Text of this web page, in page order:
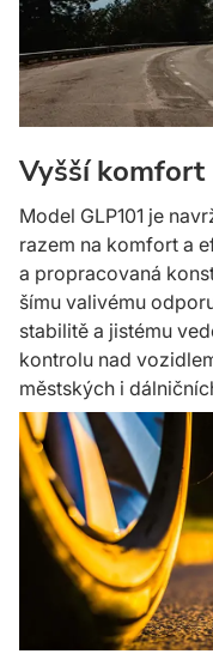
Vyšší komfort
Model GLP101 je
razem na komfort a
a pro­pracovaná
šímu valivému
stabilitě a jis­tému
kontrolu nad
městských i